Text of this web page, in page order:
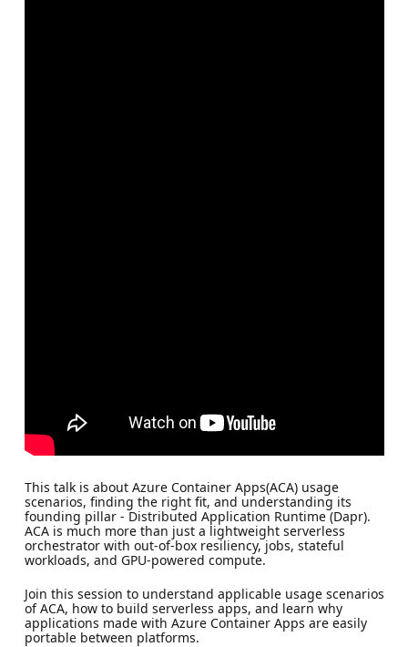
This talk is about Azure Container Apps(ACA) usage
scenarios, finding the right fit, and understanding its
founding pillar - Distributed Application Runtime (Dapr).
ACA is much more than just a lightweight serverless
orchestrator with out-of-box resiliency, jobs, stateful
workloads, and GPU-powered compute.
Join this session to understand applicable usage scenarios
of ACA, how to build serverless apps, and learn why
applications made with Azure Container Apps are easily
portable between platforms.